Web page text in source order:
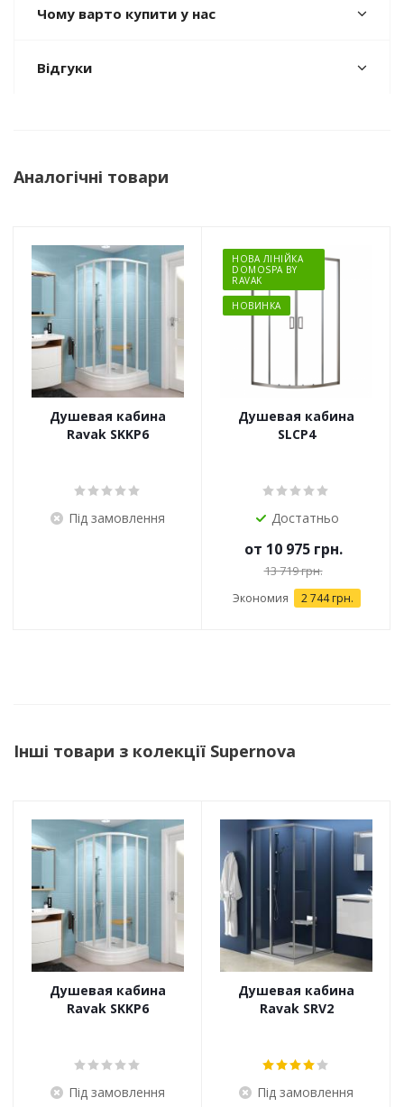
Чому варто купити у нас
Відгуки
Аналогічні товари
Душевая кабина
Ravak SKKP6
Під замовлення
НОВА ЛІНІЙКА
DOMOSPA BY
RAVAK
НОВИНКА
Душевая кабина
SLCP4
Достатньо
от 10 975 грн.
13 719 грн.
Экономия 2 744 грн.
Інші товари з колекції Supernova
Душевая кабина
Ravak SKKP6
Під замовлення
Душевая кабина
Ravak SRV2
Під замовлення